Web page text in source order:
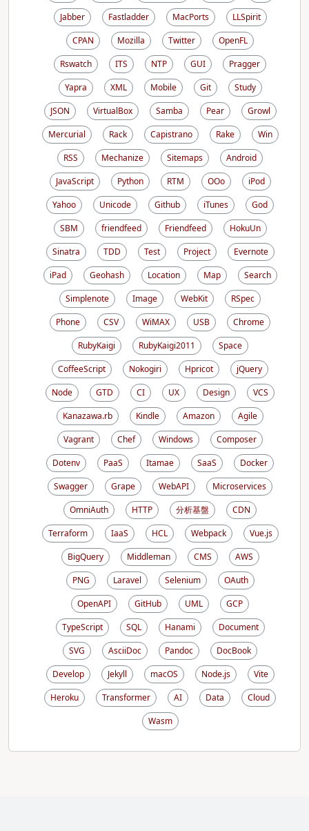
Jabber
Fastladder MacPorts
LLSpirit
CPAN
Mozilla Twitter
OpenFL
Rswatch
ITS NTP GUI
Pragger
Yapra
XML Mobile Git
Study
JSON
VirtualBox Samba Pear
Growl
Mercurial
Rack Capistrano Rake
Win
RSS
Mechanize Sitemaps
Android
JavaScript
Python RTM OOo
iPod
Yahoo
Unicode Github iTunes
God
SBM
friendfeed Friendfeed
HokuUn
Sinatra
TDD Test Project
Evernote
iPad
Geohash Location Map
Search
Simplenote
Image WebKit
RSpec
Phone
CSV WiMAX USB
Chrome
RubyKaigi
RubyKaigi2011
Space
CoffeeScript
Nokogiri Hpricot
jQuery
Node
GTD CI UX Design
VCS
Kanazawa.rb
Kindle Amazon
Agile
Vagrant
Chef Windows
Composer
Dotenv
PaaS Itamae SaaS
Docker
Swagger
Grape WebAPI
Microservices
OmniAuth
HTTP 分析基盤
CDN
Terraform
IaaS HCL Webpack
Vue.js
BigQuery
Middleman CMS
AWS
PNG
Laravel Selenium
OAuth
OpenAPI
GitHub UML
GCP
TypeScript
SQL Hanami
Document
SVG
AsciiDoc Pandoc
DocBook
Develop
Jekyll macOS Node.js
Vite
Heroku
Transformer AI Data
Cloud
Wasm